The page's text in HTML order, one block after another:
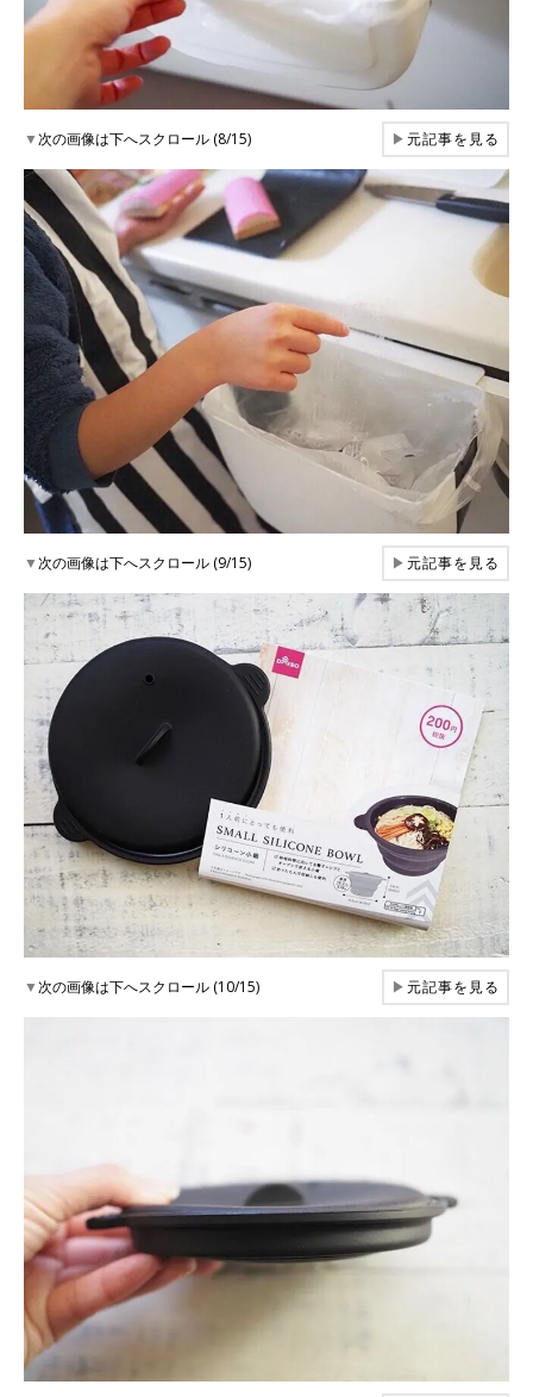
▼次の画像は下へスクロール (8/15) ▶元記事を見る
▼次の画像は下へスクロール (9/15) ▶元記事を見る
▼次の画像は下へスクロール (10/15) ▶元記事を見る